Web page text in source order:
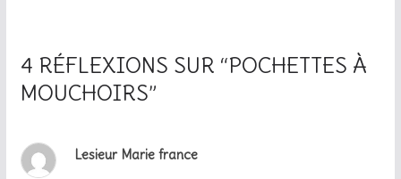
4 RÉFLEXIONS SUR “POCHETTES À
MOUCHOIRS”
Lesieur Marie france